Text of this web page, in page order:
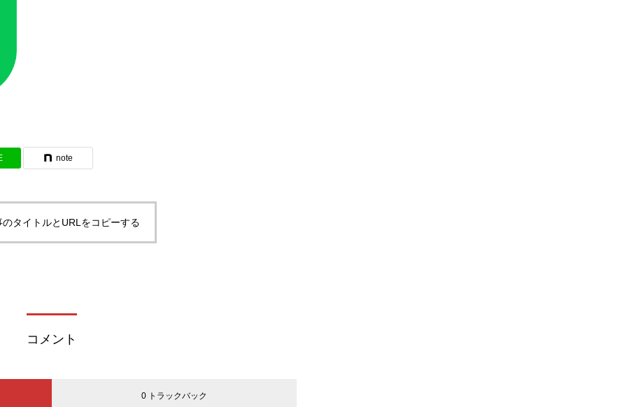
note
のタイトルとURLをコピーする
コメント
0 トラックバック